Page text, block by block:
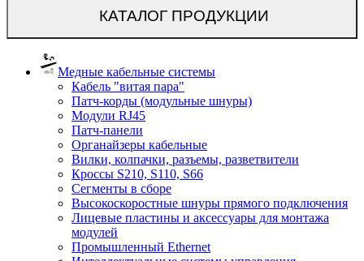
КАТАЛОГ ПРОДУКЦИИ
Медные кабельные системы
Кабель "витая пара"
Патч-корды (модульные шнуры)
Модули RJ45
Патч-панели
Органайзеры кабельные
Вилки, колпачки, разъемы, разветвители
Кроссы S210, S110, S66
Сегменты в сборе
Высокоскоростные шнуры прямого подключения
Лицевые пластины и аксессуары для монтажа
модулей
Промышленный Ethernet